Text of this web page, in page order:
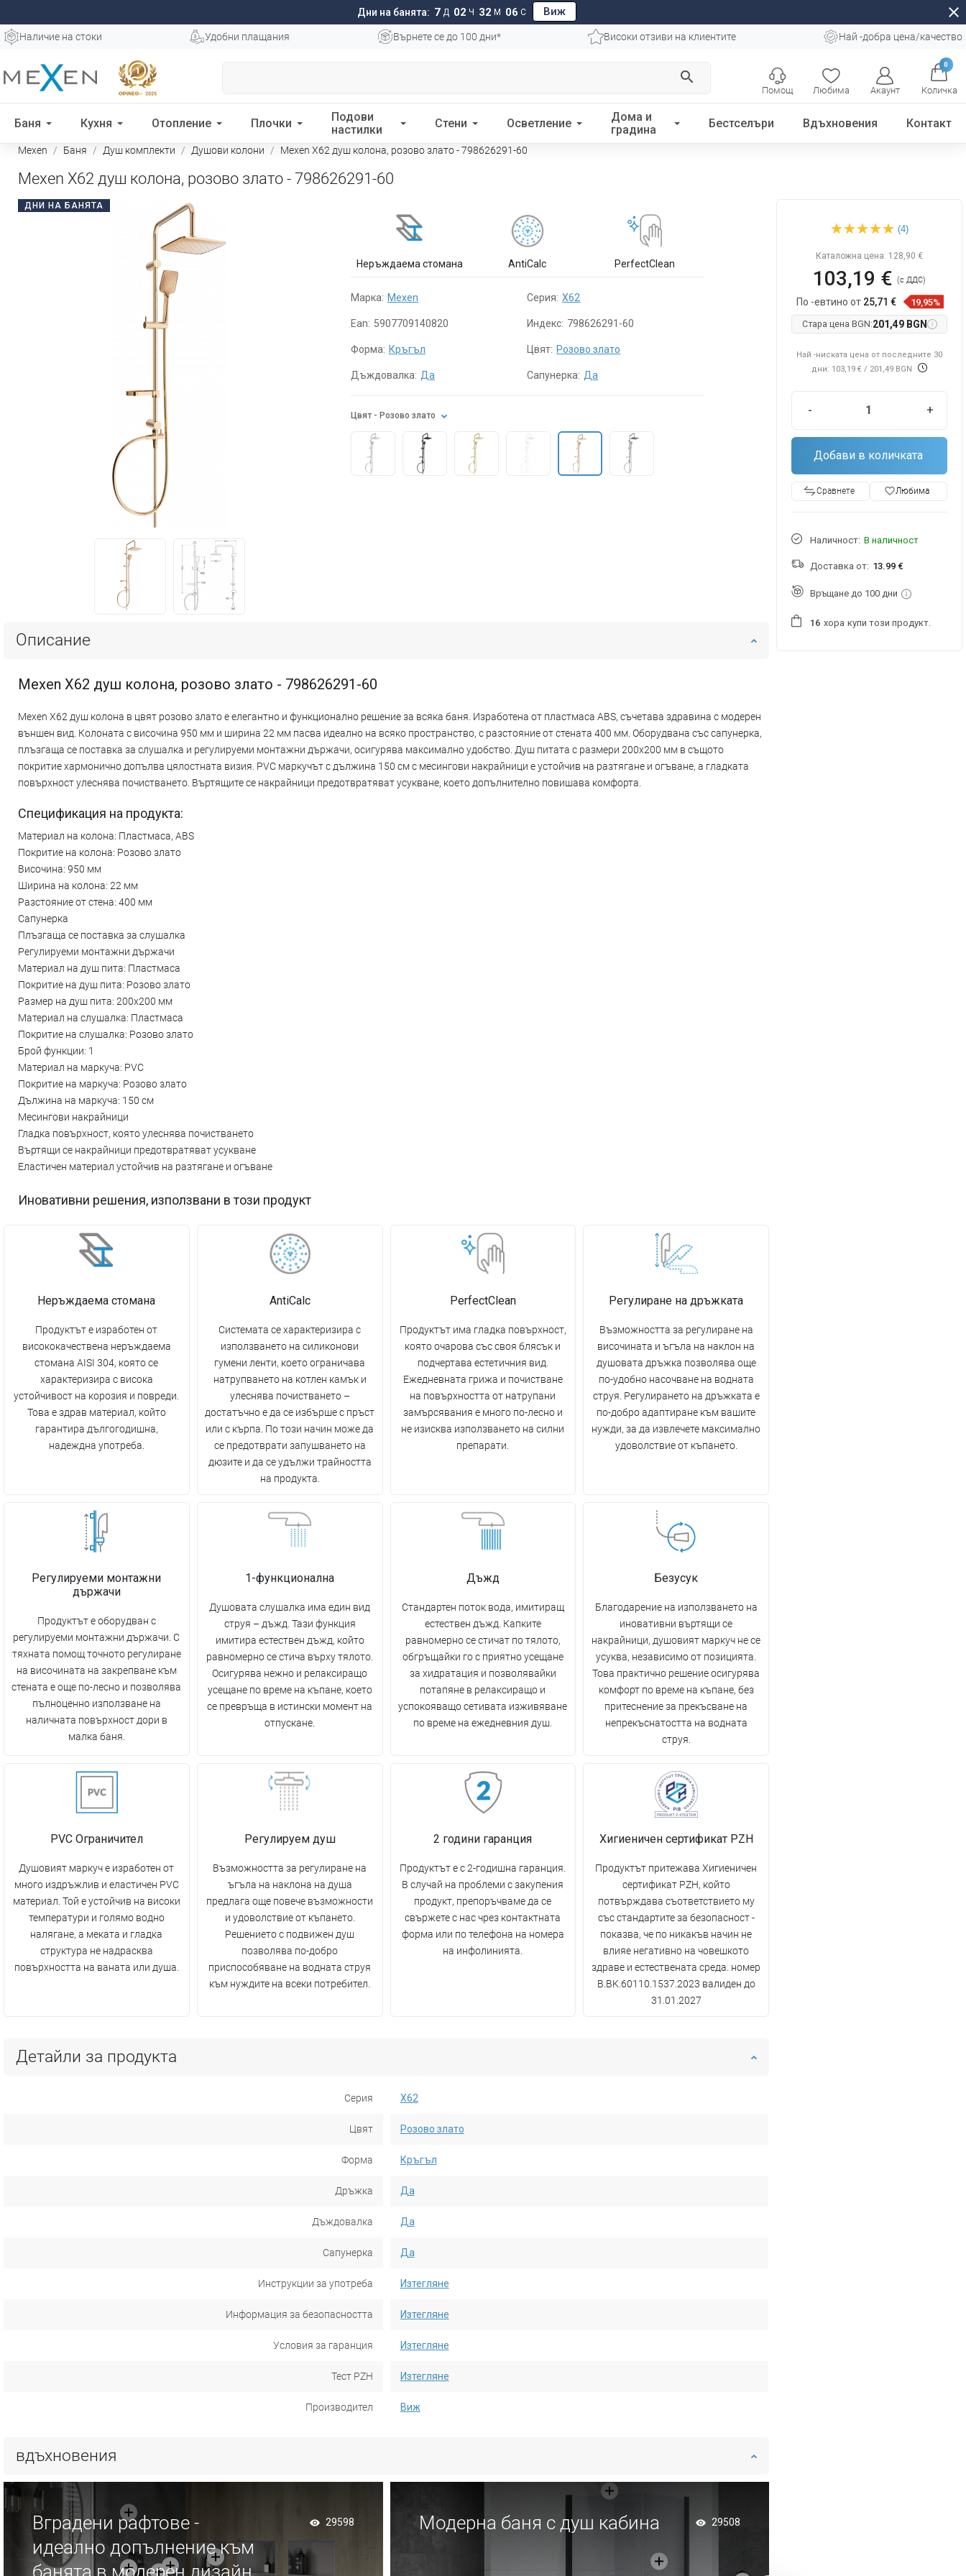
Дни на банята: 7 Д 02 Ч 32 М 05 С Виж close
Наличие на стоки Удобни плащания Върнете се до 100 дни* Високи отзиви на клиентите Най -добра цена/качество
search
Любима Акаунт
0
Количка
Помощ
Баня Кухня Отопление Плочки
Подови
настилки
Стени Осветление
Дома и
градина
Бестселъри Вдъхновения Контакт
Mexen Баня Душ комплекти Душови колони Mexen X62 душ колона, розово злато - 798626291-60
Mexen X62 душ колона, розово злато - 798626291-60
ДНИ НА БАНЯТА
Неръждаема стомана AntiCalc PerfectClean
Марка: Mexen Серия: X62
Ean: 5907709140820 Индекс: 798626291-60
Форма: Кръгъл Цвят: Розово злато
Дъждовалка: Да Сапунерка: Да
Цвят- Розово злато
Описание
Mexen X62 душ колона, розово злато - 798626291-60
Mexen X62 душ колона в цвят розово злато е елегантно и функционално решение за всяка баня. Изработена от пластмаса ABS, съчетава здравина с модерен
външен вид. Колоната с височина 950 мм и ширина 22 мм пасва идеално на всяко пространство, с разстояние от стената 400 мм. Оборудвана със сапунерка,
плъзгаща се поставка за слушалка и регулируеми монтажни държачи, осигурява максимално удобство. Душ питата с размери 200x200 мм в същото
покритие хармонично допълва цялостната визия. PVC маркучът с дължина 150 см с месингови накрайници е устойчив на разтягане и огъване, а гладката
повърхност улеснява почистването. Въртящите се накрайници предотвратяват усукване, което допълнително повишава комфорта.
Спецификация на продукта:
Материал на колона: Пластмаса, ABS
Покритие на колона: Розово злато
Височина: 950 мм
Ширина на колона: 22 мм
Разстояние от стена: 400 мм
Сапунерка
Плъзгаща се поставка за слушалка
Регулируеми монтажни държачи
Материал на душ пита: Пластмаса
Покритие на душ пита: Розово злато
Размер на душ пита: 200x200 мм
Материал на слушалка: Пластмаса
Покритие на слушалка: Розово злато
Брой функции: 1
Материал на маркуча: PVC
Покритие на маркуча: Розово злато
Дължина на маркуча: 150 см
Месингови накрайници
Гладка повърхност, която улеснява почистването
Въртящи се накрайници предотвратяват усукване
Еластичен материал устойчив на разтягане и огъване
Иновативни решения, използвани в този продукт
Неръждаема стомана
Продуктът е изработен от
висококачествена неръждаема
стомана AISI 304, която се
характеризира с висока
устойчивост на корозия и повреди.
Това е здрав материал, който
гарантира дългогодишна,
надеждна употреба.
AntiCalc
Системата се характеризира с
използването на силиконови
гумени ленти, което ограничава
натрупването на котлен камък и
улеснява почистването –
достатъчно е да се избърше с пръст
или с кърпа. По този начин може да
се предотврати запушването на
дюзите и да се удължи трайността
на продукта.
PerfectClean
Продуктът има гладка повърхност,
която очарова със своя блясък и
подчертава естетичния вид.
Ежедневната грижа и почистване
на повърхността от натрупани
замърсявания е много по-лесно и
не изисква използването на силни
препарати.
Регулиране на дръжката
Възможността за регулиране на
височината и ъгъла на наклон на
душовата дръжка позволява още
по-удобно насочване на водната
струя. Регулирането на дръжката е
по-добро адаптиране към вашите
нужди, за да извлечете максимално
удоволствие от къпането.
Регулируеми монтажни
държачи
Продуктът е оборудван с
регулируеми монтажни държачи. С
тяхната помощ точното регулиране
на височината на закрепване към
стената е още по-лесно и позволява
пълноценно използване на
наличната повърхност дори в
малка баня.
1-функционална
Душовата слушалка има един вид
струя – дъжд. Тази функция
имитира естествен дъжд, който
равномерно се стича върху тялото.
Осигурява нежно и релаксиращо
усещане по време на къпане, което
се превръща в истински момент на
отпускане.
Дъжд
Стандартен поток вода, имитиращ
естествен дъжд. Капките
равномерно се стичат по тялото,
обгръщайки го с приятно усещане
за хидратация и позволявайки
потапяне в релаксиращо и
успокояващо сетивата изживяване
по време на ежедневния душ.
Безусук
Благодарение на използването на
иновативни въртящи се
накрайници, душовият маркуч не се
усуква, независимо от позицията.
Това практично решение осигурява
комфорт по време на къпане, без
притеснение за прекъсване на
непрекъснатостта на водната
струя.
PVC Ограничител
Душовият маркуч е изработен от
много издръжлив и еластичен PVC
материал. Той е устойчив на високи
температури и голямо водно
налягане, а меката и гладка
структура не надрасква
повърхността на ваната или душа.
Регулируем душ
Възможността за регулиране на
ъгъла на наклона на душа
предлага още повече възможности
и удоволствие от къпането.
Решението с подвижен душ
позволява по-добро
приспособяване на водната струя
към нуждите на всеки потребител.
2 години гаранция
Продуктът е с 2-годишна гаранция.
В случай на проблеми с закупения
продукт, препоръчваме да се
свържете с нас чрез контактната
форма или по телефона на номера
на инфолинията.
Хигиеничен сертификат PZH
Продуктът притежава Хигиеничен
сертификат PZH, който
потвърждава съответствието му
със стандартите за безопасност -
показва, че по никакъв начин не
влияе негативно на човешкото
здраве и естествената среда. номер
B.BK.60110.1537.2023 валиден до
31.01.2027
Детайли за продукта
Серия X62
Цвят Розово злато
Форма Кръгъл
Дръжка Да
Дъждовалка Да
Сапунерка Да
Инструкции за употреба Изтегляне
Информация за безопасността Изтегляне
Условия за гаранция Изтегляне
Тест PZH Изтегляне
Производител Виж
вдъхновения
Вградени рафтове -
идеално допълнение към
29598 Модерна баня с душ кабина 29508
розово злато - 798626291-
(4)
Каталожна цена: 128,90 €
103,19 €(с ДДС)
По -евтино от 25,71 €
19,95%
Стара цена BGN:201,49 BGN
Най -ниската цена от последните 30
дни: 103,19 €/ 201,49 BGN
- +
Добави в количката
Сравнете favorite_borderЛюбима
Наличност: В наличност
Доставка от: 13.99 €
Връщане до 100 дни
1 6 хора купи този продукт.